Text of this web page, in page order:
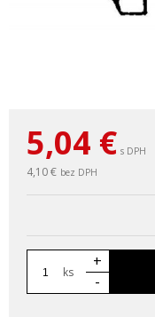
5,04 € s DPH
4,10 € bez DPH
ks
+
-